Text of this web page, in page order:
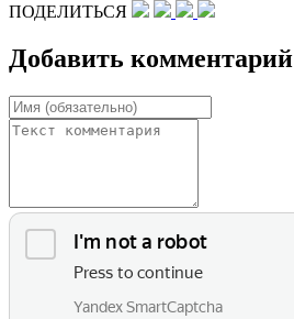
ПОДЕЛИТЬСЯ
Добавить комментарий